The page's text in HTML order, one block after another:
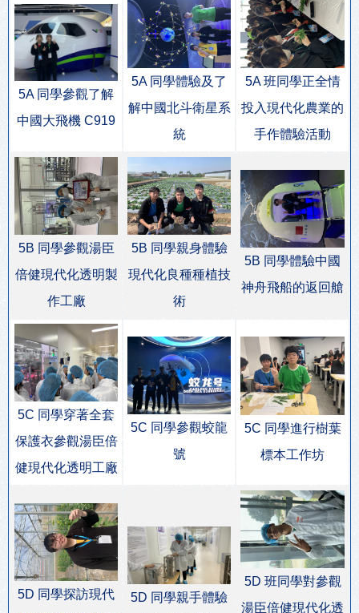
5A 同學參觀了解
中國大飛機 C919
5A 同學體驗及了
解中國北斗衛星系
統
5A 班同學正全情
投入現代化農業的
手作體驗活動
5B 同學參觀湯臣
倍健現代化透明製
作工廠
5B 同學親身體驗
現代化良種種植技
術
5B 同學體驗中國
神舟飛船的返回艙
5C 同學穿著全套
保護衣參觀湯臣倍
健現代化透明工廠
5C 同學參觀蛟龍
號
5C 同學進行樹葉
標本工作坊
5D 同學探訪現代
5D 同學親手體驗
5D 班同學對參觀
湯臣倍健現代化透